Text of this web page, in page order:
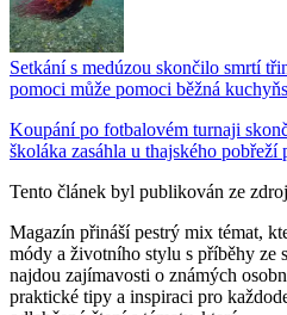
Setkání s medúzou skončilo smrtí
pomoci může pomoci běžná
Koupání po fotbalovém turnaji
školáka zasáhla u thajského pobřeží
Tento článek byl publikován ze
Magazín přináší pestrý mix témat,
módy a životního stylu s příběhy ze
najdou zajímavosti o známých
praktické tipy a inspiraci pro